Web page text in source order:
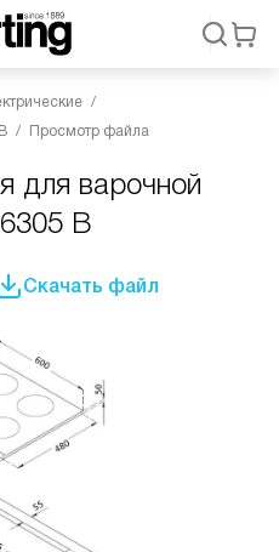
Просмотр файла
для варочной
B
Скачать файл